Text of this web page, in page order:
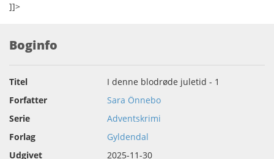
]]>
Boginfo
Titel
I denne blodrøde juletid - 1
Forfatter
Sara Önnebo
Serie
Adventskrimi
Forlag
Gyldendal
Udgivet
2025-11-30